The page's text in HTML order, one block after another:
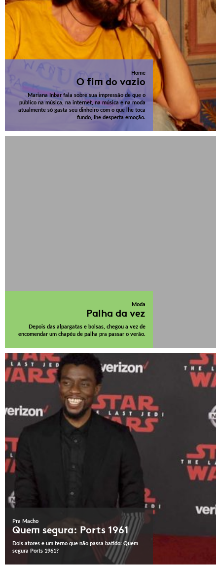
Home
O fim do vazio
Mariana Inbar fala sobre sua impressão de que o
público na música, na internet, na música e na moda
atualmente só gasta seu dinheiro com o que lhe toca
fundo, lhe desperta emoção.
Moda
Palha da vez
Depois das alpargatas e bolsas, chegou a vez de
encomendar um chapéu de palha pra passar o verão.
Pra Macho
Quem segura: Ports 1961
Dois atores e um terno que não passa batido: Quem
segura Ports 1961?